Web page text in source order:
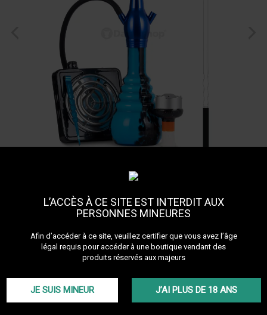
L’ACCÈS À CE SITE EST INTERDIT AUX
PERSONNES MINEURES
Afin d’accéder à ce site, veuillez certifier que vous avez l’âge
légal requis pour accéder à une boutique vendant des
produits réservés aux majeurs
JE SUIS MINEUR J’AI PLUS DE 18 ANS
Starter Pack Rookie
Le starter Pack Rookie est une offre spéciale qui vous permettra